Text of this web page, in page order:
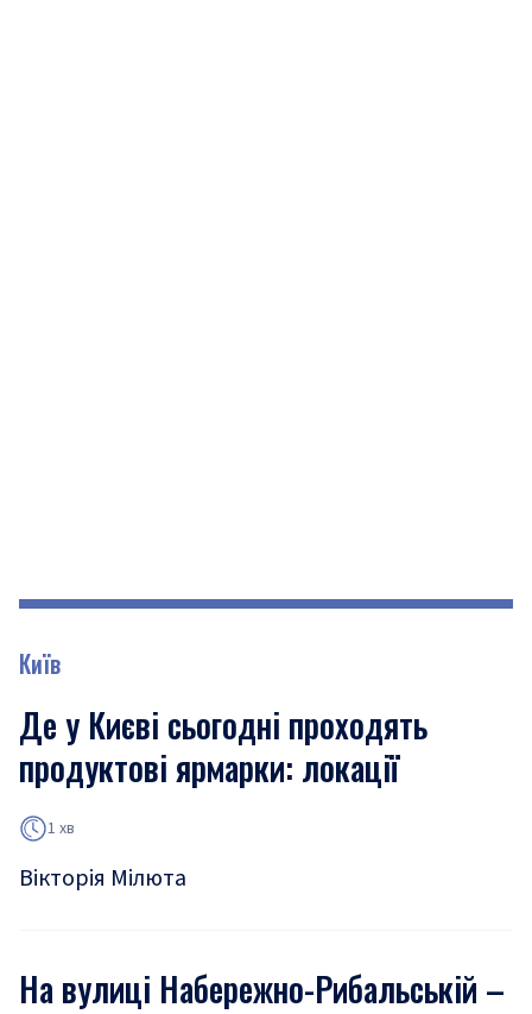
Київ
Де у Києві сьогодні проходять
продуктові ярмарки: локації
1 хв
Вікторія Мілюта
На вулиці Набережно-Рибальській –